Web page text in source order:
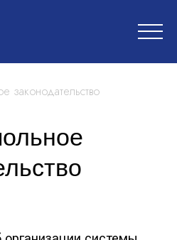
законодательство
системы
соответствия